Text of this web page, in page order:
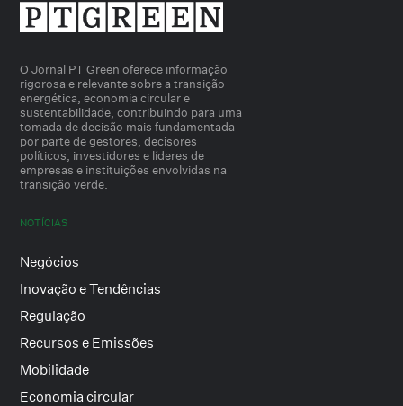
O Jornal PT Green oferece informação
rigorosa e relevante sobre a transição
energética, economia circular e
sustentabilidade, contribuindo para uma
tomada de decisão mais fundamentada
por parte de gestores, decisores
políticos, investidores e líderes de
empresas e instituições envolvidas na
transição verde.
NOTÍCIAS
Negócios
Inovação e Tendências
Regulação
Recursos e Emissões
Mobilidade
Economia circular